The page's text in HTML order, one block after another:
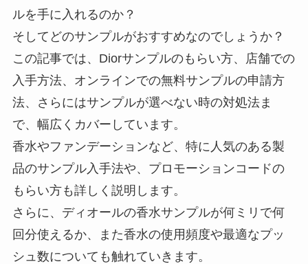
ルを手に入れるのか？
そしてどのサンプルがおすすめなのでしょうか？
この記事では、Diorサンプルのもらい方、店舗での
入手方法、オンラインでの無料サンプルの申請方
法、さらにはサンプルが選べない時の対処法ま
で、幅広くカバーしています。
香水やファンデーションなど、特に人気のある製
品のサンプル入手法や、プロモーションコードの
もらい方も詳しく説明します。
さらに、ディオールの香水サンプルが何ミリで何
回分使えるか、また香水の使用頻度や最適なプッ
シュ数についても触れていきます。